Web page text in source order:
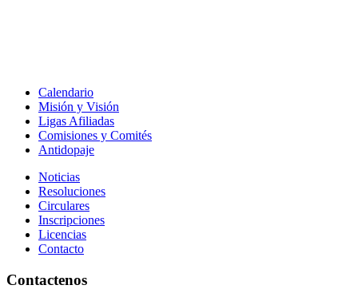
Calendario
Misión y Visión
Ligas Afiliadas
Comisiones y Comités
Antidopaje
Noticias
Resoluciones
Circulares
Inscripciones
Licencias
Contacto
Contactenos